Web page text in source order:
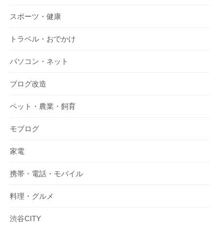
スポーツ・健康
トラベル・おでかけ
パソコン・ネット
ブログ改造
ペット・農業・飼育
モブログ
家電
携帯・電話・モバイル
料理・グルメ
渋谷CITY